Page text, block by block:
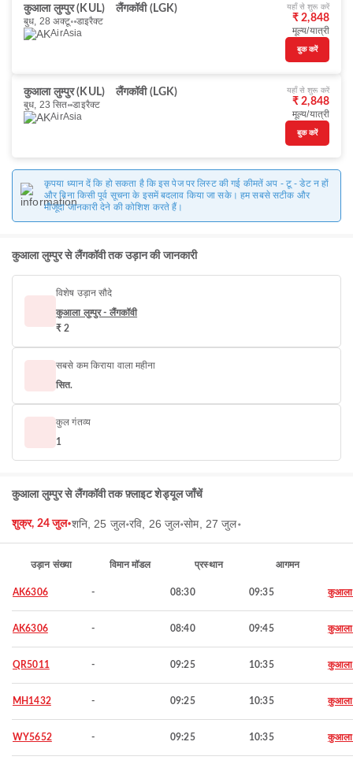
कुआला लुम्पुर (KUL)
लैंगकॉवी (LGK)
बुध, 28 अक्टू॰ डाइरैक्ट
AirAsia
यहाँ से शुरू करें
₹ 2,848
मूल्य/यात्री
बुक करें
कुआला लुम्पुर (KUL)
लैंगकॉवी (LGK)
बुध, 23 सित॰ डाइरैक्ट
AirAsia
यहाँ से शुरू करें
₹ 2,848
मूल्य/यात्री
बुक करें
कृपया ध्यान दें कि हो सकता है कि इस पेज पर लिस्ट की गई कीमतें अप - टू - डेट न हों
और बिना किसी पूर्व सूचना के इसमें बदलाव किया जा सके। हम सबसे सटीक और
मौजूदा जानकारी देने की कोशिश करते हैं।
कुआला लुम्पुर से लैंगकॉवी तक उड़ान की जानकारी
विशेष उड़ान सौदे
कुआला लुम्पुर - लैंगकॉवी
₹ 2
सबसे कम किराया वाला महीना
सित.
कुल गंतव्य
1
कुआला लुम्पुर से लैंगकॉवी तक फ़्लाइट शेड्यूल जाँचें
शुक्र, 24 जुल॰शनि, 25 जुल॰रवि, 26 जुल॰सोम, 27 जुल॰
उड़ान संख्या विमान मॉडल प्रस्थान आगमन
AK6306 - 08:30 09:35 कुआला
AK6306 - 08:40 09:45 कुआला
QR5011 - 09:25 10:35 कुआला
MH1432 - 09:25 10:35 कुआला
WY5652 - 09:25 10:35 कुआला